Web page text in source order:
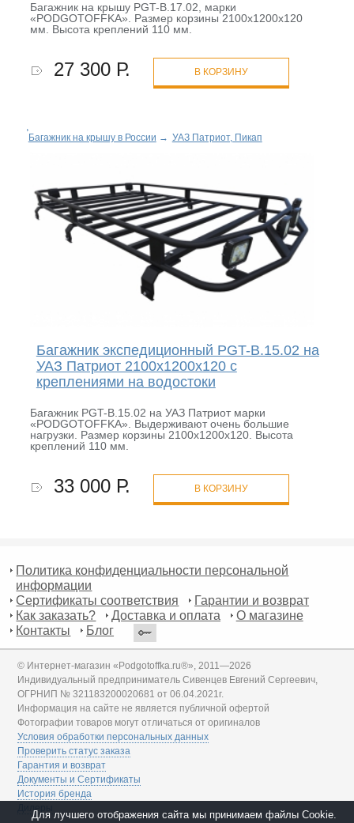
Багажник на крышу PGT-B.17.02, марки
«PODGOTOFFKA». Размер корзины 2100х1200х120
мм. Высота креплений 110 мм.
27 300 Р. В КОРЗИНУ
Багажник на крышу в России → УАЗ Патриот, Пикап
Багажник экспедиционный PGT-B.15.02 на
УАЗ Патриот 2100х1200х120 с
креплениями на водостоки
Багажник PGT-B.15.02 на УАЗ Патриот марки
«PODGOTOFFKA». Выдерживают очень большие
нагрузки. Размер корзины 2100х1200х120. Высота
креплений 110 мм.
33 000 Р. В КОРЗИНУ
Политика конфиденциальности персональной
информации
Сертификаты соответствия
Гарантии и возврат
Как заказать?
Доставка и оплата
О магазине
Контакты
Блог
© Интернет-магазин «Podgotoffka.ru®», 2011—2026
Индивидуальный предприниматель Сивенцев Евгений Сергеевич,
ОГРНИП № 321183200020681 от 06.04.2021г.
Информация на сайте не является публичной офертой
Фотографии товаров могут отличаться от оригиналов
Условия обработки персональных данных
Проверить статус заказа
Гарантия и возврат
Документы и Сертификаты
История бренда
Для лучшего отображения сайта мы принимаем файлы Cookie.